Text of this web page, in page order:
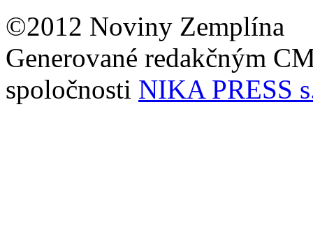
©2012 Noviny Zemplína
Generované redakčným
spoločnosti NIKA PRESS